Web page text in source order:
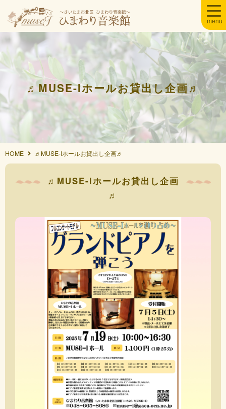
♬MUSE-Iホールお貸出し企画♬
HOME ♬MUSE-Iホールお貸出し企画♬
♬MUSE-Iホールお貸出し企画
♬